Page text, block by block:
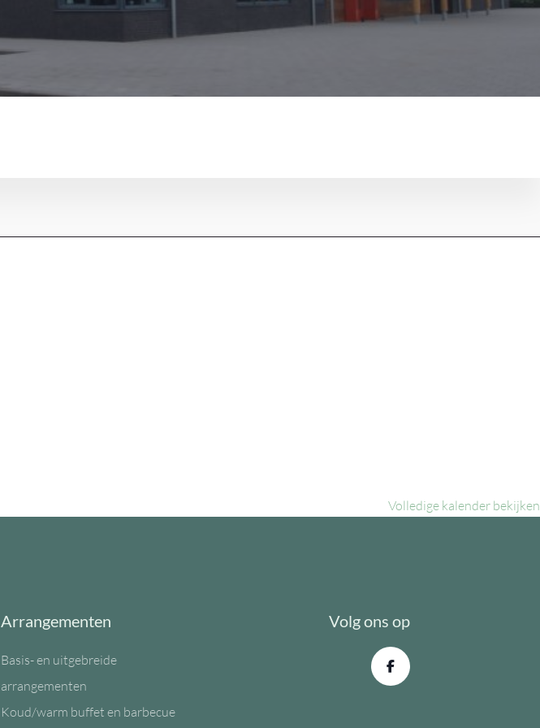
Volledige kalender bekijken
Arrangementen
Basis- en uitgebreide
arrangementen
Koud/warm buffet en barbecue
Volg ons op